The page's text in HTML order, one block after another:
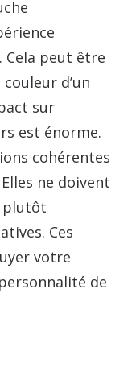
peut être
d’un
sur
est énorme.
cohérentes
ne doivent
plutôt
Ces
votre
de